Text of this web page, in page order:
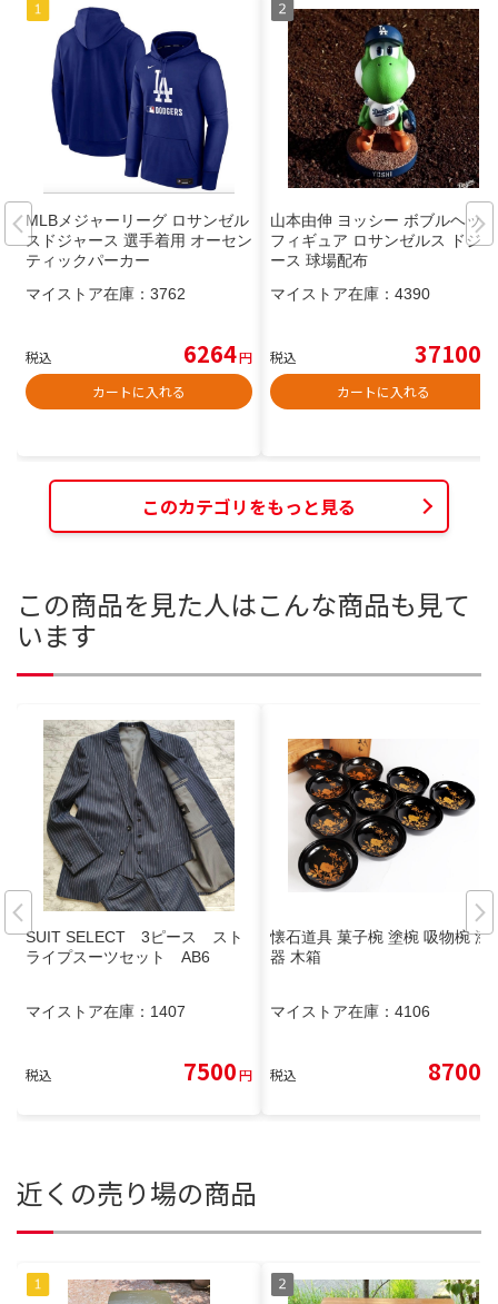
MLBメジャーリーグ ロサンゼル
スドジャース 選手着用 オーセン
ティックパーカー
マイストア在庫： 3762
税込 6264円
カートに入れる
山本由伸 ヨッシー ボブルヘッド
フィギュア ロサンゼルス ドジャ
ース 球場配布
マイストア在庫： 4390
税込 37100
カートに入れる
このカテゴリをもっと見る
この商品を見た人はこんな商品も見て
います
SUIT SELECT 3ピース スト
ライプスーツセット AB6
マイストア在庫： 1407
税込 7500円
懐石道具 菓子椀 塗椀 吸物椀 漆
器 木箱
マイストア在庫： 4106
税込 8700
近くの売り場の商品